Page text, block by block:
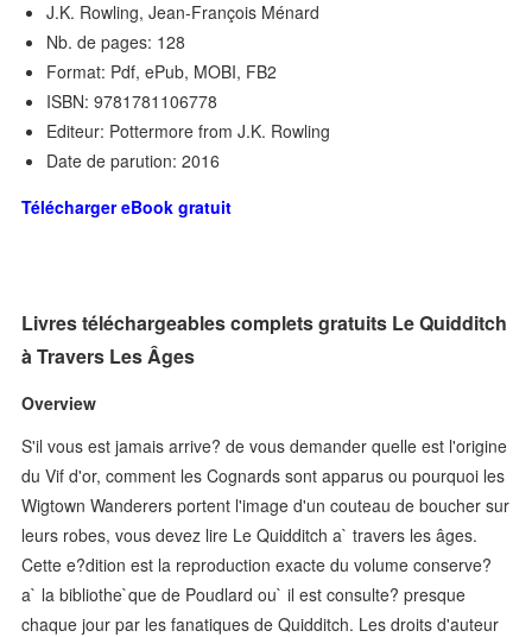
J.K. Rowling, Jean-François Ménard
Nb. de pages: 128
Format: Pdf, ePub, MOBI, FB2
ISBN: 9781781106778
Editeur: Pottermore from J.K. Rowling
Date de parution: 2016
Télécharger eBook gratuit
Livres téléchargeables complets gratuits Le Quidditch
à Travers Les Âges
Overview
S'il vous est jamais arrive? de vous demander quelle est l'origine
du Vif d'or, comment les Cognards sont apparus ou pourquoi les
Wigtown Wanderers portent l'image d'un couteau de boucher sur
leurs robes, vous devez lire Le Quidditch a` travers les âges.
Cette e?dition est la reproduction exacte du volume conserve?
a` la bibliothe`que de Poudlard ou` il est consulte? presque
chaque jour par les fanatiques de Quidditch. Les droits d'auteur